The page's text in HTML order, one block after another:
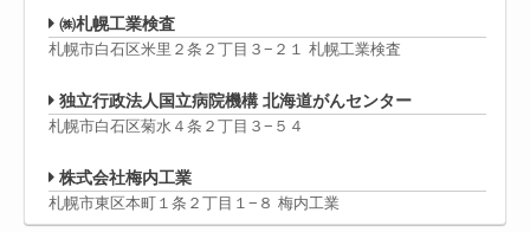
㈱札幌工業検査
札幌市白石区米里２条２丁目３−２１ 札幌工業検査
独立行政法人国立病院機構 北海道がんセンター
札幌市白石区菊水４条２丁目３−５４
株式会社梅内工業
札幌市東区本町１条２丁目１−８ 梅内工業